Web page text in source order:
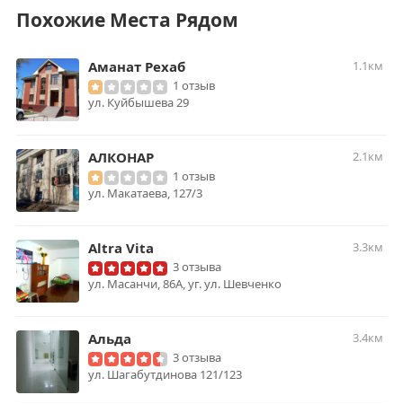
Похожие Места Рядом
Аманат Рехаб
1.1км
1 отзыв
ул. Куйбышева 29
АЛКОНАР
2.1км
1 отзыв
ул. Макатаева, 127/3
Altra Vita
3.3км
3 отзыва
ул. Масанчи, 86А, уг. ул. Шевченко
Альда
3.4км
3 отзыва
ул. Шагабутдинова 121/123